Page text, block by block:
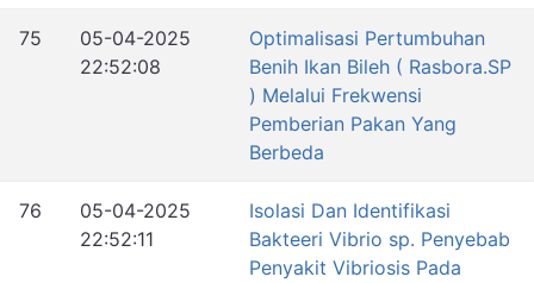
75
05-04-2025
22:52:08
Optimalisasi Pertumbuhan
Benih Ikan Bileh ( Rasbora.SP
) Melalui Frekwensi
Pemberian Pakan Yang
Berbeda
76
05-04-2025
22:52:11
Isolasi Dan Identifikasi
Bakteeri Vibrio sp. Penyebab
Penyakit Vibriosis Pada